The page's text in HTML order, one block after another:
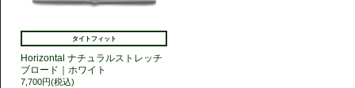
タイトフィット
Horizontal ナチュラルストレッチ
ブロード｜ホワイト
7,700円(税込)